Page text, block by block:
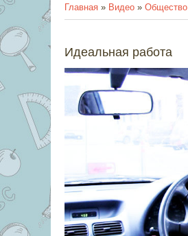
Главная » Видео » Общество
Идеальная работа